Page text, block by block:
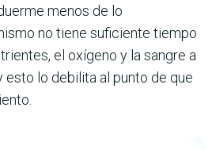
menos de lo
no tiene suficiente tiempo
el oxígeno y la sangre a
esto lo debilita al punto de que